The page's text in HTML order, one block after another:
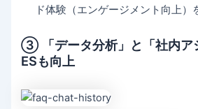
ド体験（エンゲージメント向上）
③ 「データ分析」と「社内ア
ESも向上